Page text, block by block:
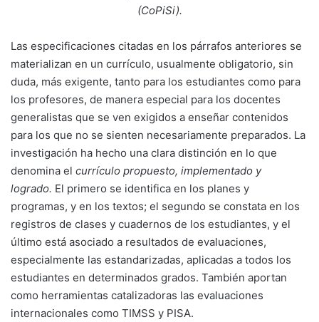
(CoPiSi).
Las especificaciones citadas en los párrafos anteriores se
materializan en un currículo, usualmente obligatorio, sin
duda, más exigente, tanto para los estudiantes como para
los profesores, de manera especial para los docentes
generalistas que se ven exigidos a enseñar contenidos
para los que no se sienten necesariamente preparados. La
investigación ha hecho una clara distinción en lo que
denomina el currículo propuesto, implementado y
logrado. El primero se identifica en los planes y
programas, y en los textos; el segundo se constata en los
registros de clases y cuadernos de los estudiantes, y el
último está asociado a resultados de evaluaciones,
especialmente las estandarizadas, aplicadas a todos los
estudiantes en determinados grados. También aportan
como herramientas catalizadoras las evaluaciones
internacionales como TIMSS y PISA.